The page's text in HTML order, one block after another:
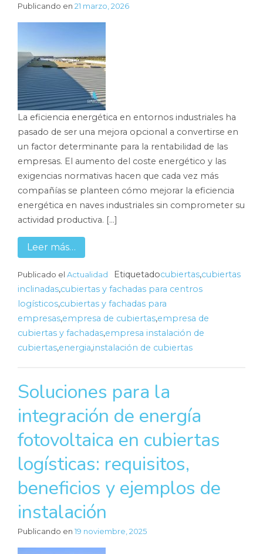
Publicando en 21 marzo, 2026
La eficiencia energética en entornos industriales ha
pasado de ser una mejora opcional a convertirse en
un factor determinante para la rentabilidad de las
empresas. El aumento del coste energético y las
exigencias normativas hacen que cada vez más
compañías se planteen cómo mejorar la eficiencia
energética en naves industriales sin comprometer su
actividad productiva. […]
Leer más…
Publicado el Actualidad Etiquetadocubiertas,cubiertas
inclinadas,cubiertas y fachadas para centros
logísticos,cubiertas y fachadas para
empresas,empresa de cubiertas,empresa de
cubiertas y fachadas,empresa instalación de
cubiertas,energia,instalación de cubiertas
Soluciones para la
integración de energía
fotovoltaica en cubiertas
logísticas: requisitos,
beneficios y ejemplos de
instalación
Publicando en 19 noviembre, 2025